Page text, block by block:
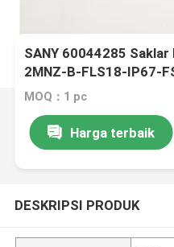
SANY 60044285
2MNZ-B-FLS18-IP67-
MOQ：1 pc
Harga terbaik
DESKRIPSI PRODUK